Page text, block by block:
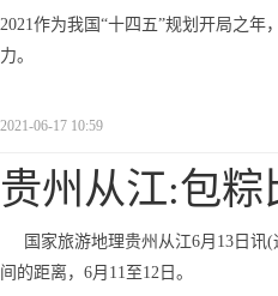
2021作为我国“十四五”规划开局之
力。
2021-06-17 10:59
贵州从江:包
国家旅游地理贵州从江6月13日
间的距离，6月11至12日。